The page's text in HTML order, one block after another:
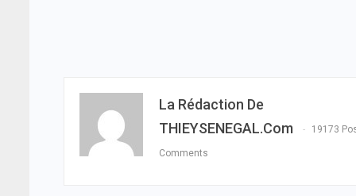
La Rédaction De
THIEYSENEGAL.com
19173
Comments